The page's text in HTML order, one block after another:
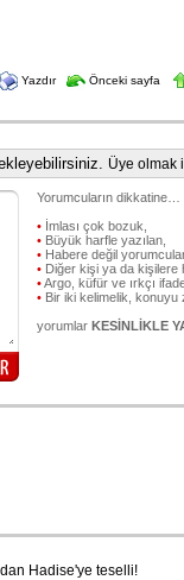
Yazdır Önceki sayfa
Üye olmak
Yorumcuların dikkatine…
• İmlası çok bozuk,
• Büyük harfle yazılan,
• Habere değil
• Diğer kişi ya da kişilere
•Argo, küfür ve ırkçı
• Bir iki kelimelik, konuyu
yorumlar KESİNLİKLE
Hadise'ye teselli!